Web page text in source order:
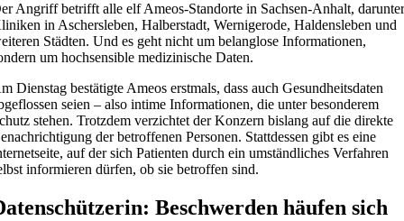
Angriff betrifft alle elf Ameos-Standorte in Sachsen-Anhalt,
in Aschersleben, Halberstadt, Wernigerode, Haldensleben und
Städten. Und es geht nicht um belanglose Informationen,
um hochsensible medizinische Daten.
Dienstag bestätigte Ameos erstmals, dass auch Gesundheitsdaten
seien – also intime Informationen, die unter besonderem
stehen. Trotzdem verzichtet der Konzern bislang auf die direkte
der betroffenen Personen. Stattdessen gibt es eine
auf der sich Patienten durch ein umständliches Verfahren
informieren dürfen, ob sie betroffen sind.
Beschwerden häufen sich